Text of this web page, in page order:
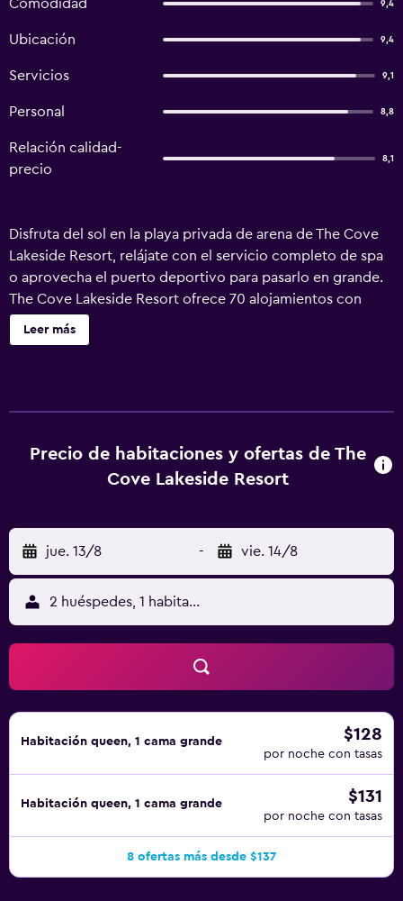
Comodidad 9,4
Ubicación 9,4
Servicios 9,1
Personal 8,8
Relación calidad-
precio
8,1
Disfruta del sol en la playa privada de arena de The Cove
Lakeside Resort, relájate con el servicio completo de spa
o aprovecha el puerto deportivo para pasarlo en grande.
The Cove Lakeside Resort ofrece 70 alojamientos con
cafetera y tetera y albornoces. Todos los alojamientos
tienen mobiliario diferente. Las camas están vestidas con
higiene personal gratuitos y secador de pelo. Los
servicios para las personas de negocios incluyen teléfono
playa privada, una pista de tenis al aire libre y puerto
deportivo. En el alojamiento hay 2 bañeras de
hidromasaje. Además de una piscina de temporada, los
servicios de ocio y esparcimiento incluyen un tobogán
acuático, gimnasio y piscina infantil. No se permite la
entrada a la piscina, al gimnasio y al hidromasaje de niños
menores de 12 años sin la supervisión de un adulto. Se
pueden practicar las actividades de ocio y esparcimiento
que se indican más abajo en las instalaciones o cerca del
Leer más
Precio de habitaciones y ofertas de The
Cove Lakeside Resort
jue. 13/8 - vie. 14/8
2 huéspedes, 1 habitación
Habitación queen, 1 cama grande $128
por noche con tasas
Habitación queen, 1 cama grande $131
por noche con tasas
8 ofertas más desde $137